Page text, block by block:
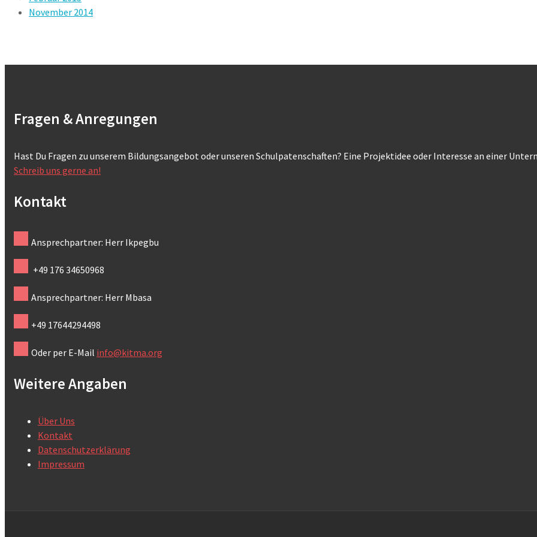
November 2014
Fragen & Anregungen
Hast Du Fragen zu unserem Bildungsangebot oder unseren Schulpatenschaften? Eine Projektidee oder Interesse an einer
Schreib uns gerne an!
Kontakt
Ansprechpartner: Herr Ikpegbu
+49 176 34650968
Ansprechpartner: Herr Mbasa
+49 17644294498
Oder per E-Mail info@kitma.org
Weitere Angaben
Über Uns
Kontakt
Datenschutzerklärung
Impressum